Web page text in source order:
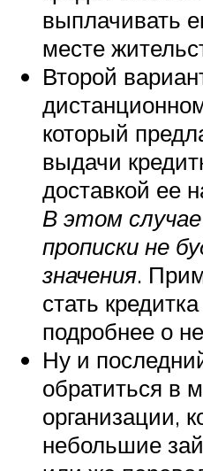
выплачивать
месте
Второй
который
выдачи
доставкой ее
В этом
прописки не
значения.
стать
подробнее о
Ну и
обратиться в
организации,
небольшие